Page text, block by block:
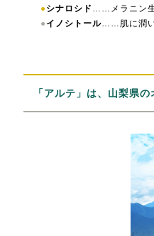
シナロシド ……メラニン生
イノシトール……肌に潤
「アルテ」は、山梨県